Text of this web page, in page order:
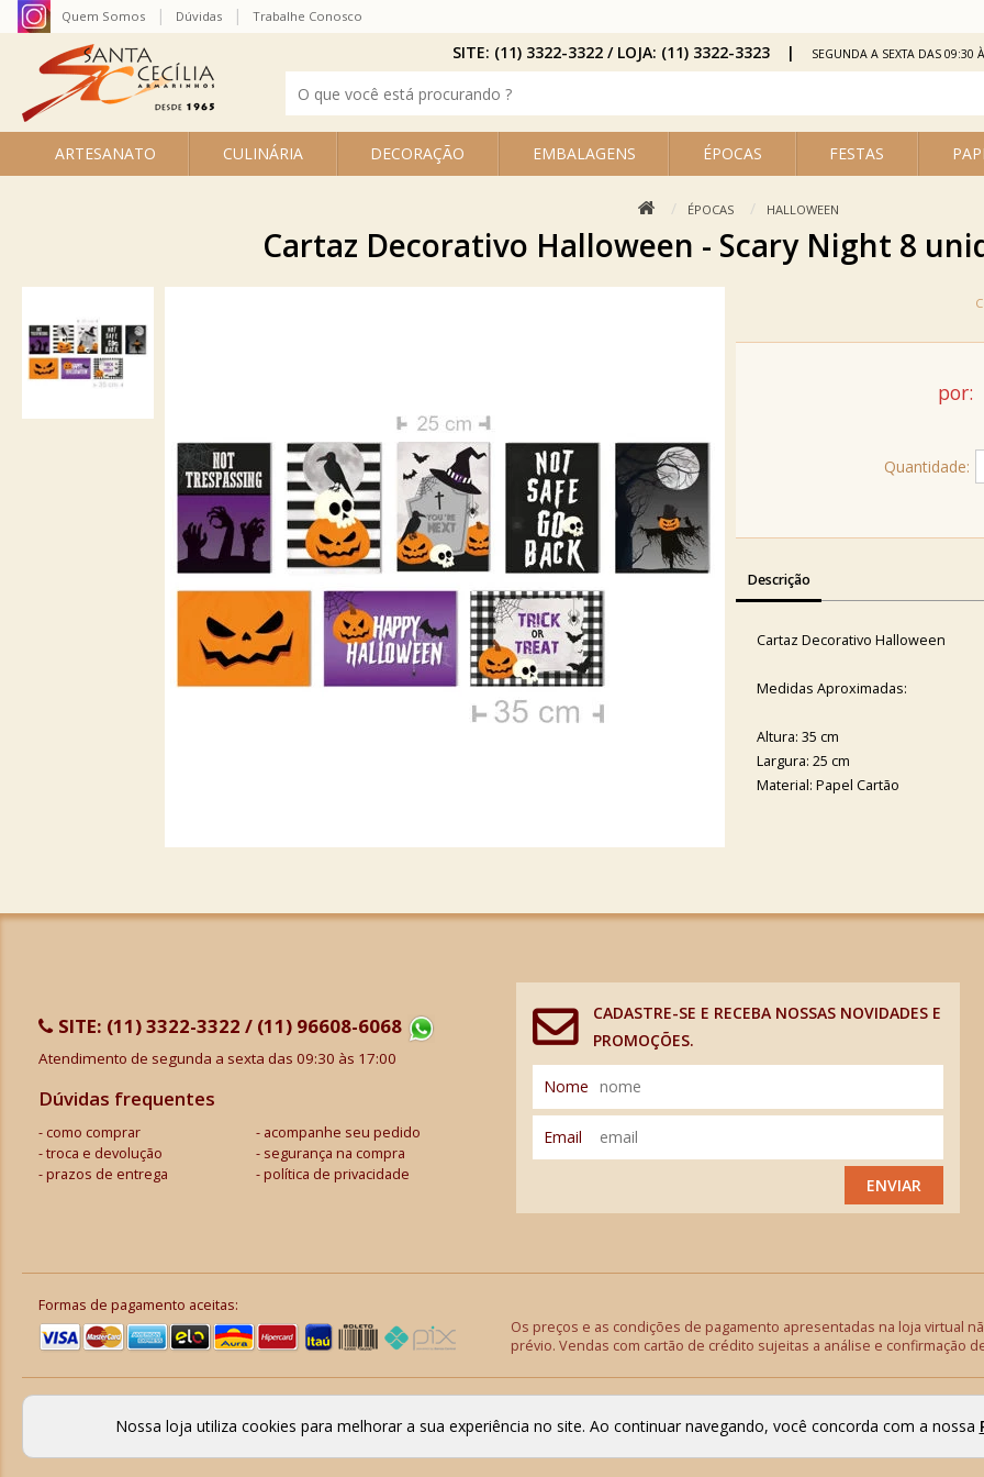
ARTESANATO CULINÁRIA DECORAÇÃO EMBALAGENS ÉPOCAS FESTAS
Quem Somos Dúvidas Trabalhe Conosco
SITE: (11) 3322-3322 / LOJA: (11) 3322-3323 SEGUNDA A SEXTA DAS 09:30
ÉPOCAS HALLOWEEN
Cartaz Decorativo Halloween - Scary Night 8
por:
Quantidade:
Descrição
Cartaz Decorativo Halloween
Medidas Aproximadas:
Altura: 35 cm
Largura: 25 cm
Material: Papel Cartão
SITE: (11) 3322-3322 / (11) 96608-6068
Atendimento de segunda a sexta das 09:30 às 17:00
Dúvidas frequentes
como comprar
acompanhe seu pedido
troca e devolução
segurança na compra
prazos de entrega
política de privacidade
CADASTRE-SE E RECEBA NOSSAS NOVIDADES E
PROMOÇÕES.
Nome
Email
ENVIAR
Formas de pagamento aceitas:
Os preços e as condições de pagamento apresentadas na loja virtual
prévio. Vendas com cartão de crédito sujeitas a análise e confirmação
Nossa loja utiliza cookies para melhorar a sua experiência no site. Ao continuar navegando, você concorda com a nossa